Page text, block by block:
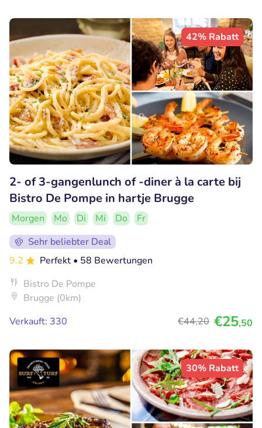
42% Rabatt
2- of 3-gangenlunch of -diner à la carte bij
Bistro De Pompe in hartje Brugge
Morgen Mo Di Mi Do
Fr
Sehr beliebter Deal
9.2
Perfekt • 58 Bewertungen
Bistro De Pompe
Brugge (0km)
Verkauft: 330
€44,20 €25,50
30% Rabatt